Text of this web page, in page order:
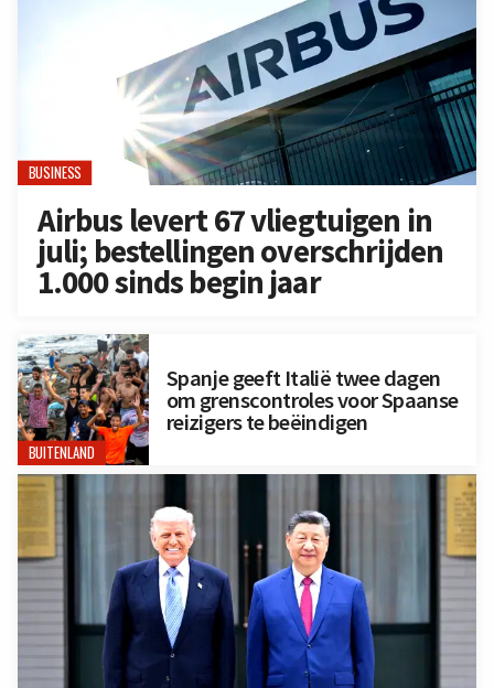
BUSINESS
Airbus levert 67 vliegtuigen in
juli; bestellingen overschrijden
1.000 sinds begin jaar
BUITENLAND
Spanje geeft Italië twee dagen
om grenscontroles voor Spaanse
reizigers te beëindigen